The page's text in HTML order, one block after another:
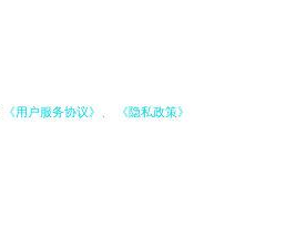
《用户服务协议》 《隐私政策》